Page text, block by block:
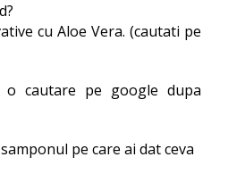
cu Aloe Vera. (cautati pe
cautare pe google dupa
pe care ai dat ceva